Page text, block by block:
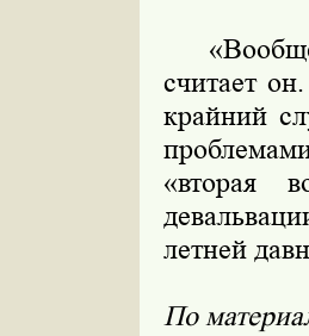
считает
крайний
«вторая
летней
По